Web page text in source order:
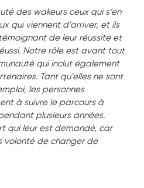
des wakeurs ceux qui s’en
qui viennent d’arriver, et ils
de leur réussite et
Notre rôle est avant tout
qui inclut également
Tant qu’elles ne sont
les personnes
à suivre le parcours à
plusieurs années.
qui leur est demandé, car
volonté de changer de